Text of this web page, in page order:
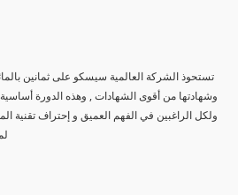
تستحوذ الشركة العالمية سيسكو على ثمانين
وشهادتها من أقوى الشهادات , وهذه الدورة
ولكل الراغبين في الفهم العميق و إحتراف